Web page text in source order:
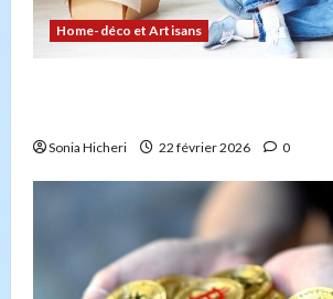
Home-déco et Artisans
Sonia Hicheri 22 février 2026 0